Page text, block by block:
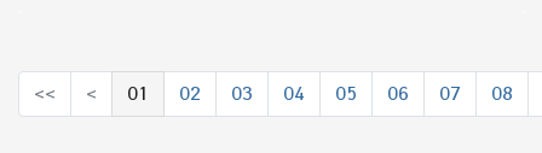
<< <
01
02 03 04 05 06 07 08